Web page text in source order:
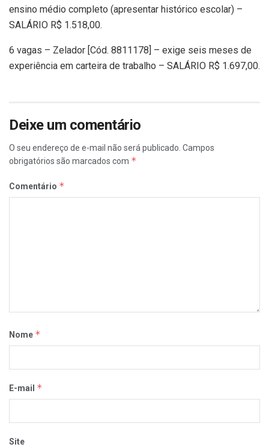
ensino médio completo (apresentar histórico escolar) –
SALÁRIO R$ 1.518,00.
6 vagas – Zelador [Cód. 8811178] – exige seis meses de
experiência em carteira de trabalho – SALÁRIO R$ 1.697,00.
Deixe um comentário
O seu endereço de e-mail não será publicado. Campos
obrigatórios são marcados com *
Comentário *
Nome *
E-mail *
Site